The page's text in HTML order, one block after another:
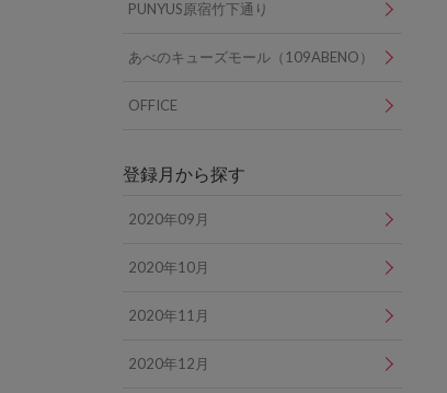
PUNYUS原宿竹下通り
あべのキューズモール（109ABENO）
OFFICE
登録月から探す
2020年09月
2020年10月
2020年11月
2020年12月